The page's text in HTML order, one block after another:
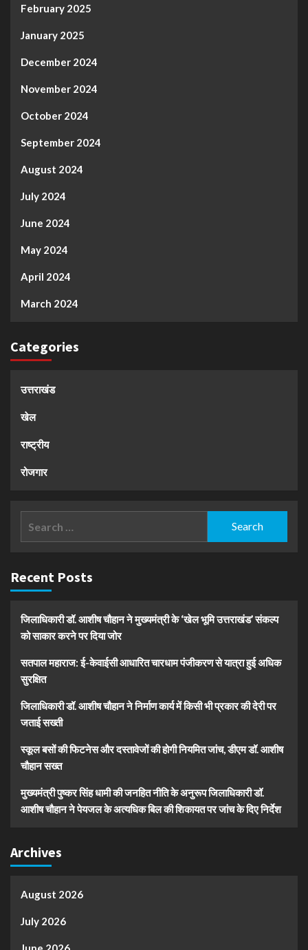
February 2025
January 2025
December 2024
November 2024
October 2024
September 2024
August 2024
July 2024
June 2024
May 2024
April 2024
March 2024
Categories
उत्तराखंड
खेल
राष्ट्रीय
रोजगार
Recent Posts
जिलाधिकारी डॉ. आशीष चौहान ने मुख्यमंत्री के ‘खेल भूमि उत्तराखंड’ संकल्प
को साकार करने पर दिया जोर
सतपाल महाराज: ई-केवाईसी आधारित चारधाम पंजीकरण से यात्रा हुई अधिक
सुरक्षित
जिलाधिकारी डॉ. आशीष चौहान ने निर्माण कार्य में किसी भी प्रकार की देरी पर
जताई सख्ती
स्कूल बसों की फिटनेस और दस्तावेजों की होगी नियमित जांच, डीएम डॉ. आशीष
चौहान सख्त
मुख्यमंत्री पुष्कर सिंह धामी की जनहित नीति के अनुरूप जिलाधिकारी डॉ.
आशीष चौहान ने पेयजल के अत्यधिक बिल की शिकायत पर जांच के दिए निर्देश
Archives
August 2026
July 2026